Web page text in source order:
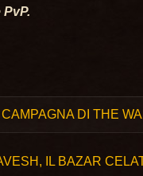
DI THE
IL BAZAR